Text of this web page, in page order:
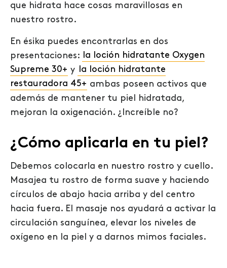
que hidrata hace cosas maravillosas en
nuestro rostro.
En ésika puedes encontrarlas en dos
presentaciones: la loción hidratante Oxygen
Supreme 30+ y la loción hidratante
restauradora 45+ ambas poseen activos que
además de mantener tu piel hidratada,
mejoran la oxigenación. ¿Increíble no?
¿Cómo aplicarla en tu piel?
Debemos colocarla en nuestro rostro y cuello.
Masajea tu rostro de forma suave y haciendo
círculos de abajo hacia arriba y del centro
hacia fuera. El masaje nos ayudará a activar la
circulación sanguínea, elevar los niveles de
oxígeno en la piel y a darnos mimos faciales.